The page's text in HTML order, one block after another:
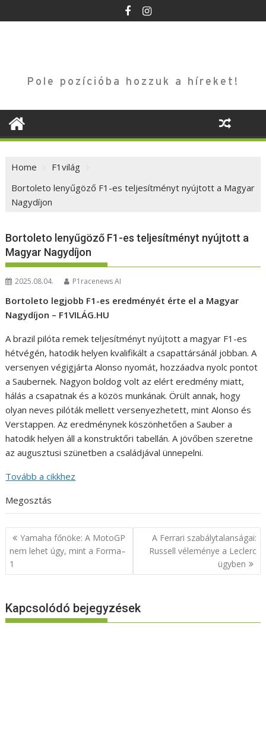
to
Pole pozícióba hozzuk a híreket!
Home
F1világ
Bortoleto lenyűgöző F1-es teljesítményt nyújtott a Magyar
Nagydíjon
Bortoleto lenyűgöző F1-es teljesítményt nyújtott a
Magyar Nagydíjon
2025.08.04. P1racenews AI
Bortoleto legjobb F1-es eredményét érte el a Magyar
Nagydíjon – F1VILÁG.HU
A brazil pilóta remek teljesítményt nyújtott a magyar F1-es
hétvégén, hatodik helyen kvalifikált a csapattársánál jobban. A
versenyen végigjárta Alonso nyomát, hozzáadva nyolc pontot
a Saubernek. Nagyon boldog volt az elért eredmény miatt,
hálás a csapatnak és a közös munkának. Örült annak, hogy
olyan neves pilóták mellett versenyezhetett, mint Alonso és
Verstappen. Az eredménynek köszönhetően a Sauber a
hatodik helyen áll a konstruktőri tabellán. A jövőben szeretne
az augusztusi szünetben a családjával ünnepelni.
Tovább a cikkhez
Megosztás
Bejegyzés
navigáció
Yamaha főnöke: A MotoGP
nem lehet úgy, mint a Forma–
1
A Ferrari szabálytalanságai:
Russell véleménye a Leclerc
ügyben
Kapcsolódó bejegyzések